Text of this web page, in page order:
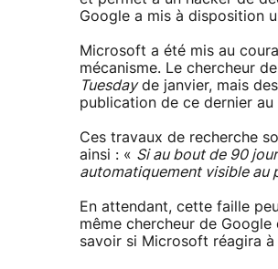
Google a mis à disposition
Microsoft a été mis au
mécanisme. Le chercheur
Tuesdayde janvier, mais
publication de ce dernier au
Ces travaux de recherche
ainsi : « Si au bout de 90
automatiquement visible au
En attendant, cette faille
même chercheur de
savoir si Microsoft réagira à